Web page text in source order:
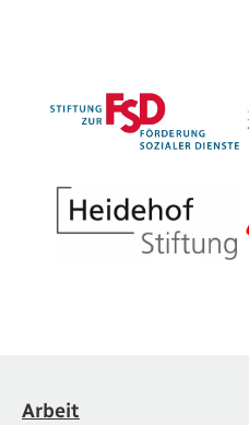
Arbeit